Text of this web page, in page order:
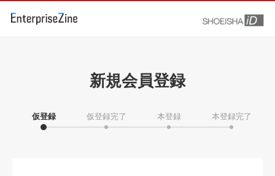
新規会員登録
仮登録 仮登録完了 本登録 本登録完了